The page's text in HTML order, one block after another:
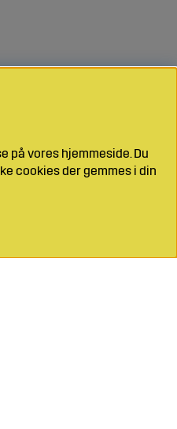
vores hjemmeside. Du
cookies der gemmes i din